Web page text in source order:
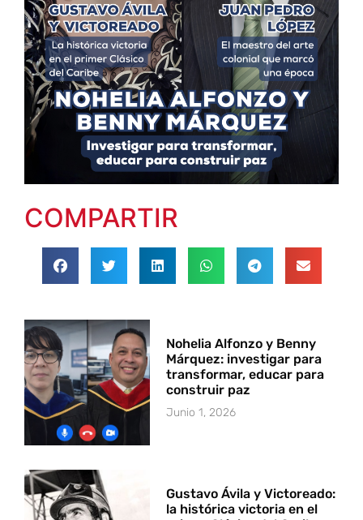
COMPARTIR
Nohelia Alfonzo y Benny
Márquez: investigar para
transformar, educar para
construir paz
Junio 1, 2026
Gustavo Ávila y Victoreado:
la histórica victoria en el